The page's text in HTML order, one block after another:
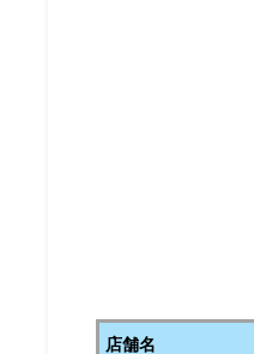
店舗名